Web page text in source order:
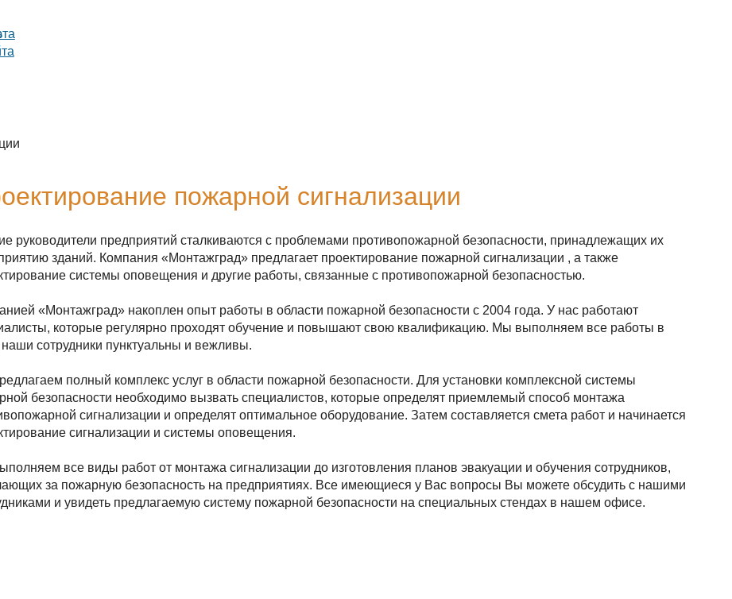
пожарной сигнализации
руководители предприятий сталкиваются с проблемами противопожарной безопасности, принадлежащих их
зданий. Компания «Монтажград» предлагает проектирование пожарной сигнализации , а также
системы оповещения и другие работы, связанные с противопожарной безопасностью.
«Монтажград» накоплен опыт работы в области пожарной безопасности с 2004 года. У нас работают
которые регулярно проходят обучение и повышают свою квалификацию. Мы выполняем все работы в
наши сотрудники пунктуальны и вежливы.
полный комплекс услуг в области пожарной безопасности. Для установки комплексной системы
безопасности необходимо вызвать специалистов, которые определят приемлемый способ монтажа
сигнализации и определят оптимальное оборудование. Затем составляется смета работ и начинается
сигнализации и системы оповещения.
все виды работ от монтажа сигнализации до изготовления планов эвакуации и обучения сотрудников,
за пожарную безопасность на предприятиях. Все имеющиеся у Вас вопросы Вы можете обсудить с нашими
и увидеть предлагаемую систему пожарной безопасности на специальных стендах в нашем офисе.